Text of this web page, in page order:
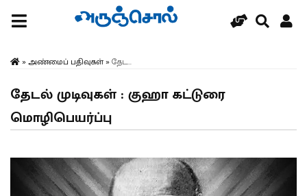
» அண்மைப் பதிவுகள்» தேட...
தேடல் முடிவுகள் : குஹா கட்டுரை
மொழிபெயர்ப்பு